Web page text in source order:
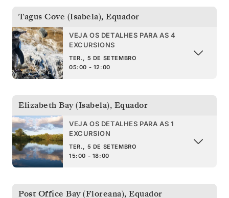
Tagus Cove (Isabela), Equador
VEJA OS DETALHES PARA AS 4
EXCURSIONS
TER., 5 DE SETEMBRO
05:00 - 12:00
Elizabeth Bay (Isabela), Equador
VEJA OS DETALHES PARA AS 1
EXCURSION
TER., 5 DE SETEMBRO
15:00 - 18:00
Post Office Bay (Floreana), Equador